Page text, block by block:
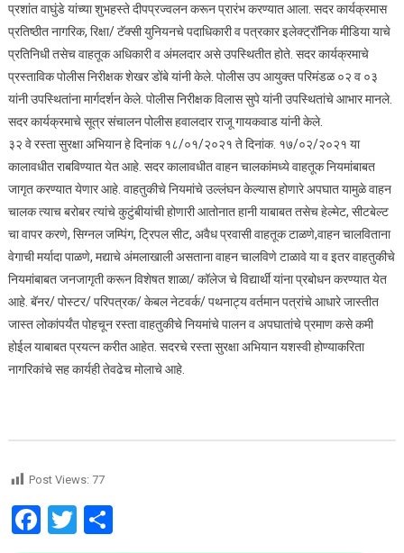
प्रशांत वाघुंडे यांच्या शुभहस्ते दीपप्रज्वलन करून प्रारंभ करण्यात आला. सदर कार्यक्रमास
प्रतिष्ठीत नागरिक, रिक्षा/ टॅक्सी युनियनचे पदाधिकारी व पत्रकार इलेक्ट्रॉनिक मीडिया याचे
प्रतिनिधी तसेच वाहतूक अधिकारी व अंमलदार असे उपस्थितीत होते. सदर कार्यक्रमाचे
प्रस्ताविक पोलीस निरीक्षक शेखर डोंबे यांनी केले. पोलीस उप आयुक्त परिमंडळ ०२ व ०३
यांनी उपस्थितांना मार्गदर्शन केले. पोलीस निरीक्षक विलास सुपे यांनी उपस्थितांचे आभार मानले.
सदर कार्यक्रमाचे सूत्र संचालन पोलीस हवालदार राजू गायकवाड यांनी केले.
३२ वे रस्ता सुरक्षा अभियान हे दिनांक १८/०१/२०२१ ते दिनांक. १७/०२/२०२१ या
कालावधीत राबविण्यात येत आहे. सदर कालावधीत वाहन चालकांमध्ये वाहतूक नियमांबाबत
जागृत करण्यात येणार आहे. वाहतुकीचे नियमांचे उल्लंघन केल्यास होणारे अपघात यामुळे वाहन
चालक त्याच बरोबर त्यांचे कुटुंबीयांची होणारी आतोनात हानी याबाबत तसेच हेल्मेट, सीटबेल्ट
चा वापर करणे, सिग्नल जम्पिंग, ट्रिपल सीट, अवैध प्रवासी वाहतूक टाळणे,वाहन चालविताना
वेगाची मर्यादा पाळणे, मद्याचे अंमलाखाली असताना वाहन चालविणे टाळावे या व इतर वाहतुकीचे
नियमांबाबत जनजागृती करून विशेषत शाळा/ कॉलेज चे विद्यार्थी यांना प्रबोधन करण्यात येत
आहे. बॅनर/ पोस्टर/ परिपत्रक/ केबल नेटवर्क/ पथनाट्य वर्तमान पत्रांचे आधारे जास्तीत
जास्त लोकांपर्यंत पोहचून रस्ता वाहतुकीचे नियमांचे पालन व अपघातांचे प्रमाण कसे कमी
होईल याबाबत प्रयत्न करीत आहेत. सदरचे रस्ता सुरक्षा अभियान यशस्वी होण्याकरिता
नागरिकांचे सह कार्यही तेवढेच मोलाचे आहे.
Post Views: 77
Facebook
Twitter
Share